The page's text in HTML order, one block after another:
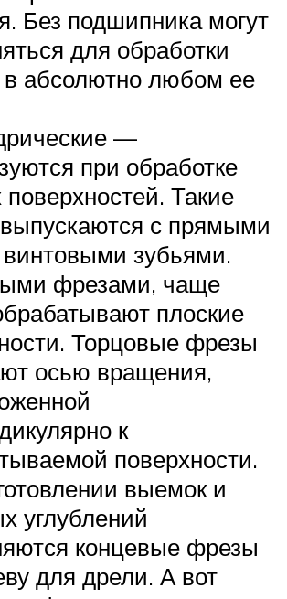
Без подшипника могут
для обработки
в абсолютно любом ее
—
при обработке
Такие
с прямыми
зубьями.
фрезами, чаще
плоские
Торцовые фрезы
осью вращения,
к
поверхности.
выемок и
углублений
концевые фрезы
для дрели. А вот